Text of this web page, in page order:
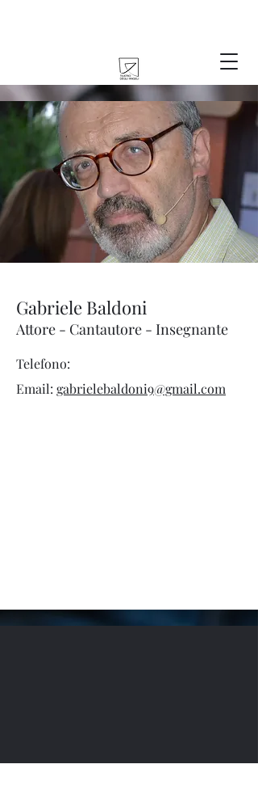
Gabriele Baldoni
Attore - Cantautore - Insegnante
Telefono:
Email: gabrielebaldoni9@gmail.com